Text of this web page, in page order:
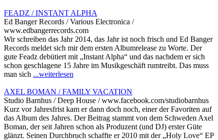
FEADZ / INSTANT ALPHA
Ed Banger Records / Various Electronica /
www.edbangerrecords.com
Wir schreiben das Jahr 2014, das Jahr ist noch frisch und Ed Banger
Records meldet sich mir dem ersten Albumrelease zu Worte. Der
gute Feadz debütiert mit „Instant Alpha“ und das nachdem er sich
schon geschlagene 15 Jahre im Musikgeschäft rumtreibt. Das muss
man sich ...weiterlesen
AXEL BOMAN / FAMILY VACATION
Studio Barnhus / Deep House / www.facebook.com/studiobarnhus
Kurz vor Jahresfrist kam er dann doch noch, einer der Favoriten auf
das Album des Jahres. Der Beitrag stammt von dem Schweden Axel
Boman, der seit Jahren schon als Produzent (und DJ) erster Güte
glänzt. Seinen Durchbruch schaffte er 2010 mit der „Holy Love“ EP